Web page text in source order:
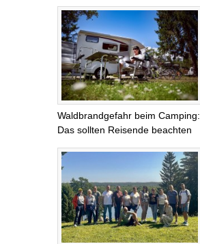
Waldbrandgefahr beim Camping:
Das sollten Reisende beachten